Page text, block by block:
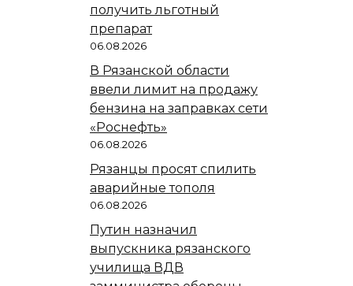
получить льготный
препарат
06.08.2026
В Рязанской области
ввели лимит на продажу
бензина на заправках сети
«Роснефть»
06.08.2026
Рязанцы просят спилить
аварийные тополя
06.08.2026
Путин назначил
выпускника рязанского
училища ВДВ